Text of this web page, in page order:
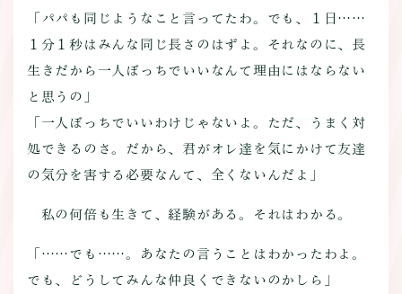
「パパも同じようなこと言ってたわ。でも、１日……
１分１秒はみんな同じ長さのはずよ。それなのに、長
生きだから一人ぼっちでいいなんて理由にはならない
と思うの」
「一人ぼっちでいいわけじゃないよ。ただ、うまく対
処できるのさ。だから、君がオレ達を気にかけて友達
の気分を害する必要なんて、全くないんだよ」
私の何倍も生きて、経験がある。それはわかる。
「……でも……。あなたの言うことはわかったわよ。
でも、どうしてみんな仲良くできないのかしら」